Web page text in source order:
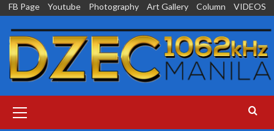
Skip
content
FB Page Youtube Photography Art Gallery Column VIDEOS
Menu